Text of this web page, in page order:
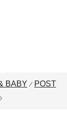
BABY / POST